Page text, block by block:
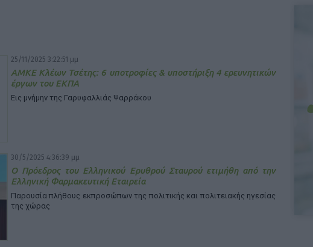
25/11/2025 3:22:51 μμ
ΑΜΚΕ Κλέων Τσέτης: 6 υποτροφίες & υποστήριξη 4 ερευνητικών
έργων του ΕΚΠΑ
Εις μνήμην της Γαρυφαλλιάς Ψαρράκου
30/5/2025 4:36:39 μμ
Ο Πρόεδρος του Ελληνικού Ερυθρού Σταυρού ετιμήθη από την
Ελληνική Φαρμακευτική Εταιρεία
Παρουσία πλήθους εκπροσώπων της πολιτικής και πολιτειακής ηγεσίας
της χώρας